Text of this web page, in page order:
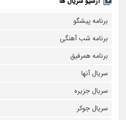
برنامه پیشگو
برنامه شب آهنگی
برنامه همرفیق
سریال آنها
سریال جزیره
سریال جوکر